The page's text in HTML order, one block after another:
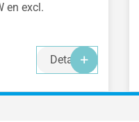
en excl.
Details